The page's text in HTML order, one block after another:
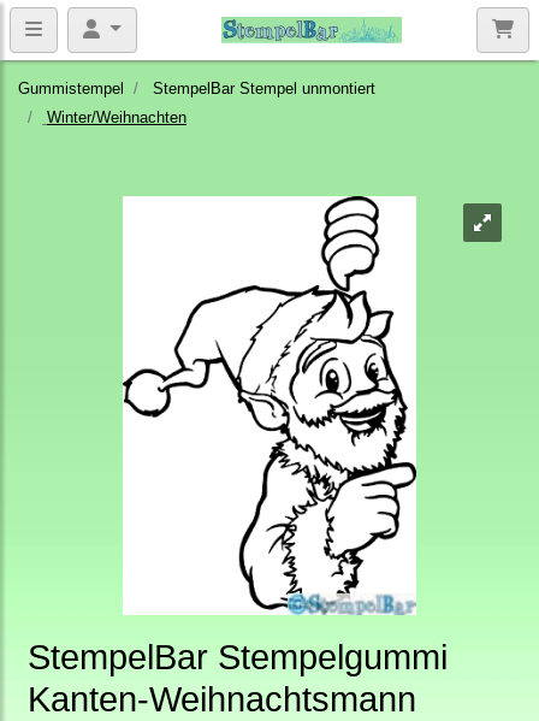
Gummistempel
StempelBar Stempel unmontiert
Winter/Weihnachten
StempelBar Stempelgummi
Kanten-Weihnachtsmann